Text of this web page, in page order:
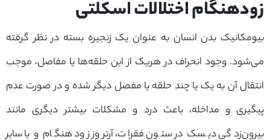
زودهنگام اختلالات اسکلتی
بیومکانیک بدن انسان به عنوان یک زنجیره بسته در نظر گرفته
می‌شود. وجود انحراف در هریک از این حلقه‌ها یا مفاصل، موجب
انتقال آن به یک یا چند حلقه یا مفصل دیگر شده و در صورت عدم
پیگیری و مداخله، باعث درد و مشکلات بیشتر دیگری مانند
بیرون‌زدگی دیسک در ستون فقرات، آرتروز زود هنگام و یا سایر